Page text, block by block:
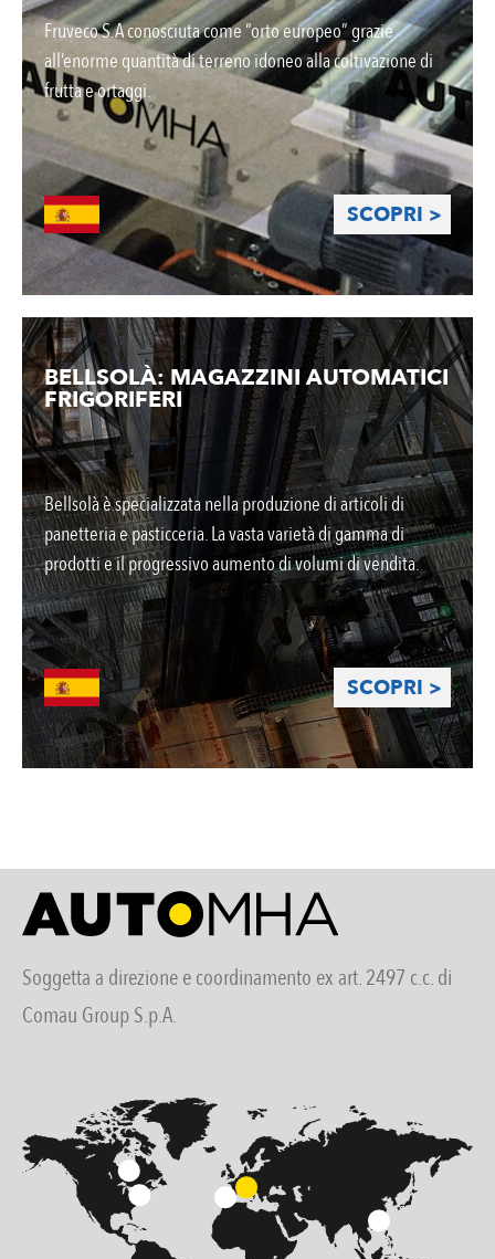
Fruveco S.A conosciuta come “orto europeo” grazie
all’enorme quantità di terreno idoneo alla coltivazione di
frutta e ortaggi.
SCOPRI >
BELLSOLÀ: MAGAZZINI AUTOMATICI
FRIGORIFERI
Bellsolà è specializzata nella produzione di articoli di
panetteria e pasticceria. La vasta varietà di gamma di
prodotti e il progressivo aumento di volumi di vendita.
SCOPRI >
Soggetta a direzione e coordinamento ex art. 2497 c.c. di
Comau Group S.p.A.